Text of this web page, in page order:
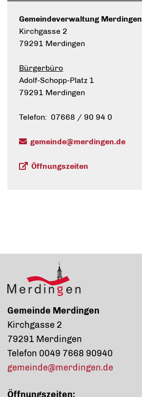
Gemeindeverwaltung Merdingen
Kirchgasse 2
79291 Merdingen
Bürgerbüro
Adolf-Schopp-Platz 1
79291 Merdingen
Telefon: 07668 / 90 94 0
gemeinde@merdingen.de
Öffnungszeiten
Gemeinde Merdingen
Kirchgasse 2
79291 Merdingen
Telefon 0049 7668 90940
gemeinde@merdingen.de
Öffnungszeiten: